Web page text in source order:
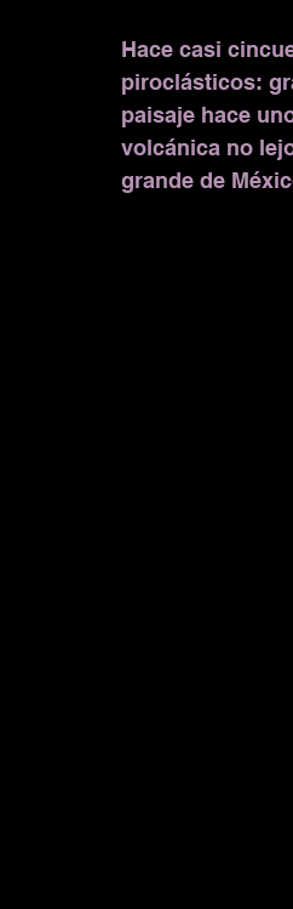
Hace casi
piroclásticos:
paisaje hace
volcánica no
grande de